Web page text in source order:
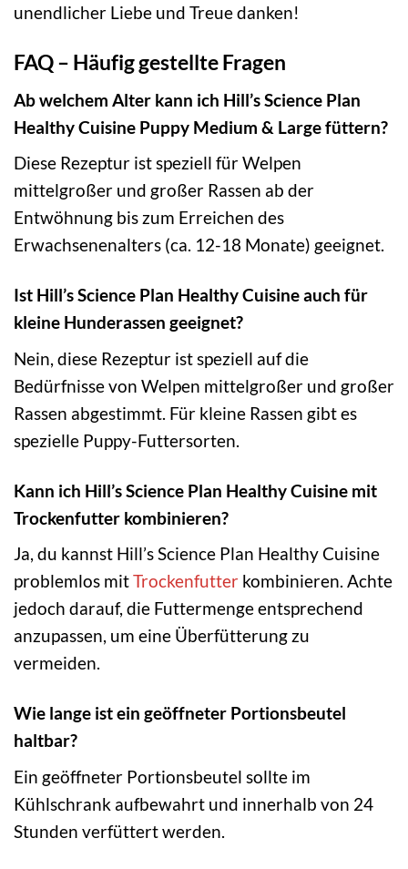
unendlicher Liebe und Treue danken!
FAQ – Häufig gestellte Fragen
Ab welchem Alter kann ich Hill’s Science Plan
Healthy Cuisine Puppy Medium & Large füttern?
Diese Rezeptur ist speziell für Welpen
mittelgroßer und großer Rassen ab der
Entwöhnung bis zum Erreichen des
Erwachsenenalters (ca. 12-18 Monate) geeignet.
Ist Hill’s Science Plan Healthy Cuisine auch für
kleine Hunderassen geeignet?
Nein, diese Rezeptur ist speziell auf die
Bedürfnisse von Welpen mittelgroßer und großer
Rassen abgestimmt. Für kleine Rassen gibt es
spezielle Puppy-Futtersorten.
Kann ich Hill’s Science Plan Healthy Cuisine mit
Trockenfutter kombinieren?
Ja, du kannst Hill’s Science Plan Healthy Cuisine
problemlos mitTrockenfutter kombinieren. Achte
jedoch darauf, die Futtermenge entsprechend
anzupassen, um eine Überfütterung zu
vermeiden.
Wie lange ist ein geöffneter Portionsbeutel
haltbar?
Ein geöffneter Portionsbeutel sollte im
Kühlschrank aufbewahrt und innerhalb von 24
Stunden verfüttert werden.